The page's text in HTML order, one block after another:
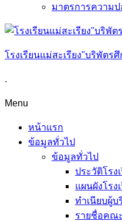
มาตรการความป
โรงเรียนแม่สะเรียง"บริพัตร
.
Menu
หน้าแรก
ข้อมูลทั่วไป
ข้อมูลทั่วไป
ประวัติโรง
แผนผังโรง
ทำเนียบผู้บ
รายชื่อคณ